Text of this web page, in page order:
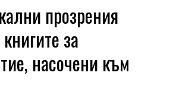
прозрения
за
насочени към